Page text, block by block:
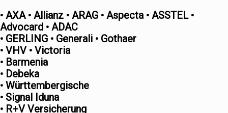
• AXA • Allianz • ARAG • Aspecta • ASSTEL •
Advocard • ADAC
• GERLING • Generali • Gothaer
• VHV • Victoria
• Barmenia
• Debeka
• Württembergische
• Signal Iduna
• R+V Versicherung